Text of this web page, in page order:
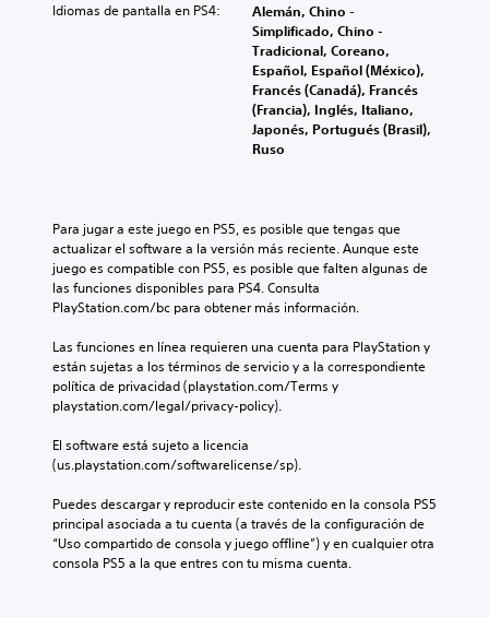
Idiomas de pantalla en PS4:
Alemán, Chino -
Simplificado, Chino -
Tradicional, Coreano,
Español, Español (México),
Francés (Canadá), Francés
(Francia), Inglés, Italiano,
Japonés, Portugués (Brasil),
Ruso
Para jugar a este juego en PS5, es posible que tengas que
actualizar el software a la versión más reciente. Aunque este
juego es compatible con PS5, es posible que falten algunas de
las funciones disponibles para PS4. Consulta
PlayStation.com/bc para obtener más información.
Las funciones en línea requieren una cuenta para PlayStation y
están sujetas a los términos de servicio y a la correspondiente
política de privacidad (playstation.com/Terms y
playstation.com/legal/privacy-policy).
El software está sujeto a licencia
(us.playstation.com/softwarelicense/sp).
Puedes descargar y reproducir este contenido en la consola PS5
principal asociada a tu cuenta (a través de la configuración de
“Uso compartido de consola y juego offline”) y en cualquier otra
consola PS5 a la que entres con tu misma cuenta.